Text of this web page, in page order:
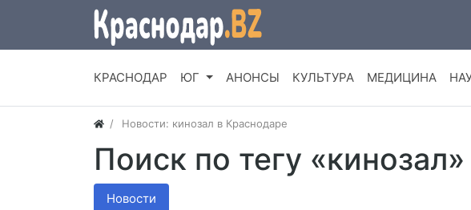
КРАСНОДАР ЮГ АНОНСЫ КУЛЬТУРА МЕДИЦИНА
Новости: кинозал в Краснодаре
Поиск по тегу «кинозал»
Новости